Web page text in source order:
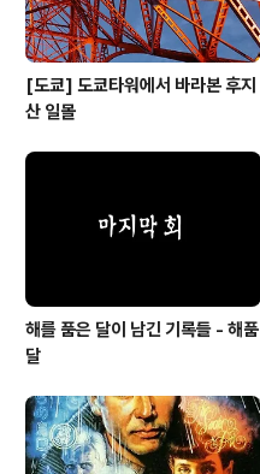
[도쿄] 도쿄타워에서 바라본 후지
산 일몰
해를 품은 달이 남긴 기록들 - 해품
달